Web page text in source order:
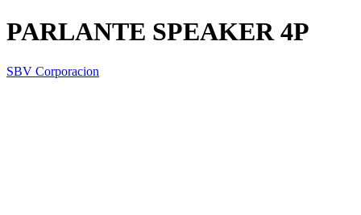
PARLANTE SPEAKER 4P
SBV Corporacion